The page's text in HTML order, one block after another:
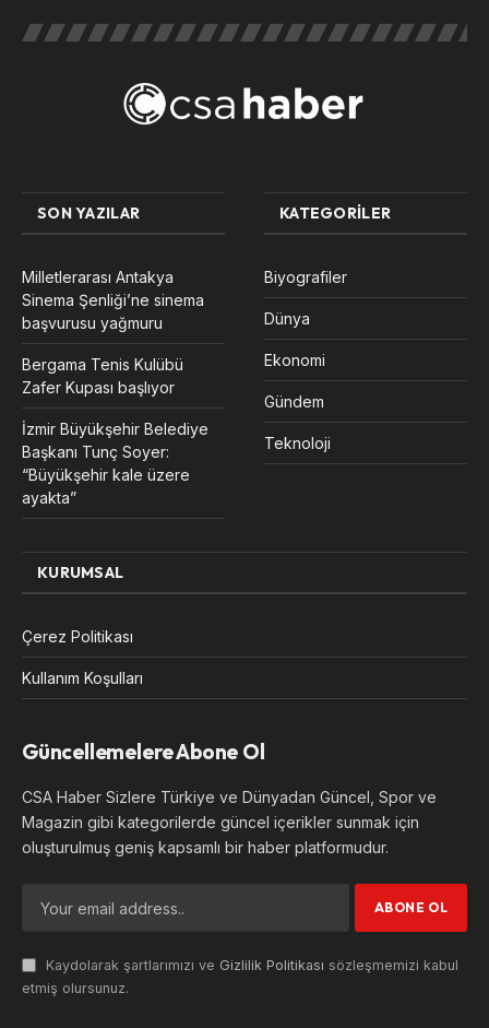
SON YAZILAR
Milletlerarası Antakya
Sinema Şenliği’ne sinema
başvurusu yağmuru
Bergama Tenis Kulübü
Zafer Kupası başlıyor
İzmir Büyükşehir Belediye
Başkanı Tunç Soyer:
“Büyükşehir kale üzere
ayakta”
KATEGORILER
Biyografiler
Dünya
Ekonomi
Gündem
Teknoloji
KURUMSAL
Çerez Politikası
Kullanım Koşulları
Güncellemelere Abone Ol
CSA Haber Sizlere Türkiye ve Dünyadan Güncel, Spor ve
Magazin gibi kategorilerde güncel içerikler sunmak için
oluşturulmuş geniş kapsamlı bir haber platformudur.
Kaydolarak şartlarımızı ve Gizlilik Politikası sözleşmemizi kabul
etmiş olursunuz.